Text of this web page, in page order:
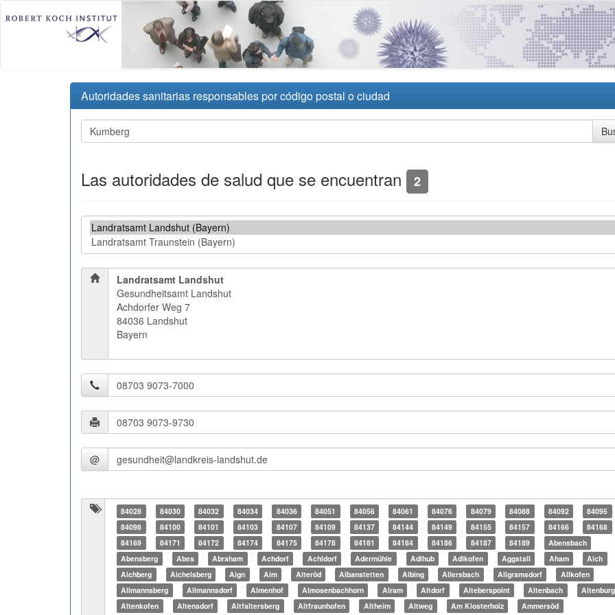
Autoridades sanitarias responsables por código postal o ciudad
Las autoridades de salud que se encuentran 2
Landratsamt Landshut
Gesundheitsamt Landshut
Achdorfer Weg 7
84036 Landshut
Bayern
@
84028 84030 84032 84034 84036 84051 84056 84061 84076 84079 84088 84092
84095
84098
84100 84101 84103 84107 84109 84137 84144 84149 84155 84157 84166
84168
84169
84171 84172 84174 84175 84178 84181 84184 84186 84187 84189
Abensbach
Abensberg
Abes Abraham Achdorf Achldorf Adermühle Adlhub Adlkofen Aggstall Aham
Aich
Aichberg
Aichelsberg Aign Aim Aiteröd Albanstetten Albing Allersbach Allgramsdorf
Allkofen
Allmannsberg
Allmannsdorf Almenhof Almosenbachhorn Alram Altdorf Alteberspoint Altenbach
Altenburg
Altenkofen
Altensdorf Altfaltersberg Altfraunhofen Altheim Altweg Am Klosterholz Ammersöd